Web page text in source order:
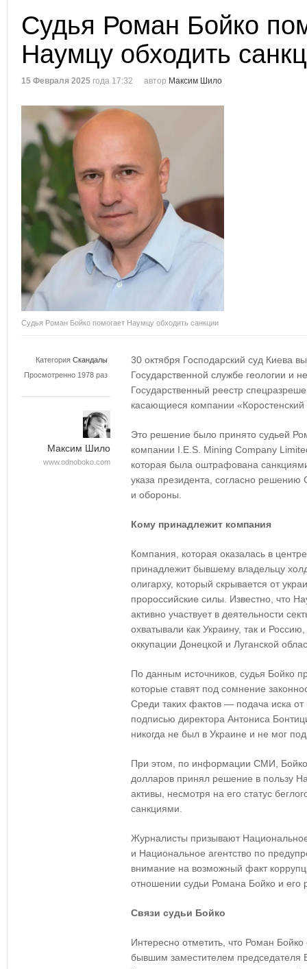
Судья Роман Бойко
Наумцу обходить
15 Февраля 2025 года 17:32 автор Максим Шило
Судья Роман Бойко помогает Наумцу обходить санкции
Категория Скандалы
Просмотренно 1978 раз
Максим Шило
www.odnoboko.com
30 октября Господарский суд Киева
Государственной службе геологии и
Государственный реестр
касающиеся компании
Это решение было принято судьей
компании I.E.S. Mining Company
которая была оштрафована
указа президента, согласно решению
и обороны.
Кому принадлежит компания
Компания, которая оказалась в
принадлежит бывшему владельцу
олигарху, который скрывается от
пророссийские силы. Известно, что
активно участвует в деятельности
охватывали как Украину, так и
оккупации Донецкой и Луганской
По данным источников, судья Бойко
которые ставят под сомнение
Среди таких фактов — подача иска
подписью директора Антониса
никогда не был в Украине и не мог
При этом, по информации СМИ, Бойко
долларов принял решение в пользу
активы, несмотря на его статус
санкциями.
Журналисты призывают
и Национальное агентство по
внимание на возможный факт
отношении судьи Романа Бойко и его
Связи судьи Бойко
Интересно отметить, что Роман
бывшим заместителем председателя